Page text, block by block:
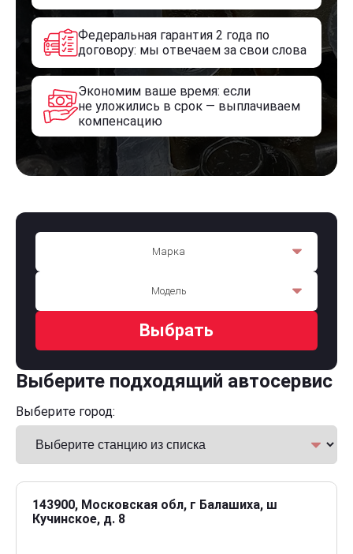
Федеральная гарантия 2 года по
договору: мы отвечаем за свои слова
Экономим ваше время: если
не уложились в срок — выплачиваем
компенсацию
Марка
Модель
Выбрать
Выберите подходящий автосервис
Выберите город:
143900, Московская обл, г Балашиха, ш
Кучинское, д. 8